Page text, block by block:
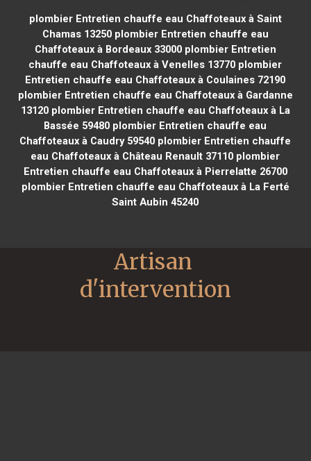
plombier Entretien chauffe eau Chaffoteaux à Saint
Chamas 13250plombier Entretien chauffe eau
Chaffoteaux à Bordeaux 33000plombier Entretien
chauffe eau Chaffoteaux à Venelles 13770 plombier
Entretien chauffe eau Chaffoteaux à Coulaines 72190
plombier Entretien chauffe eau Chaffoteaux à Gardanne
13120plombier Entretien chauffe eau Chaffoteaux à La
Bassée 59480 plombier Entretien chauffe eau
Chaffoteaux à Caudry 59540 plombier Entretien chauffe
eau Chaffoteaux à Château Renault 37110 plombier
Entretien chauffe eau Chaffoteaux à Pierrelatte 26700
plombier Entretien chauffe eau Chaffoteaux à La Ferté
Saint Aubin 45240
Artisan
d'intervention